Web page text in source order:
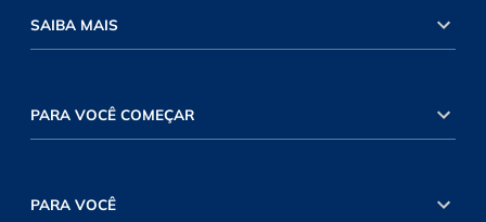
SAIBA MAIS
PARA VOCÊ COMEÇAR
PARA VOCÊ